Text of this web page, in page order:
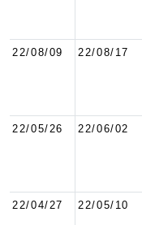
22/08/09 22/08/17
22/05/26 22/06/02
22/04/27 22/05/10